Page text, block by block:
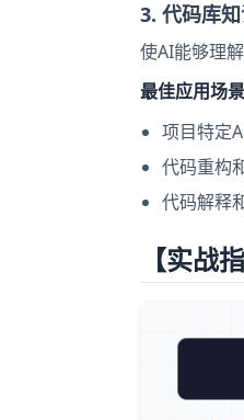
3. 代码库
使AI能够理
最佳应用场景
项目特定
代码重构
代码解释
【实战